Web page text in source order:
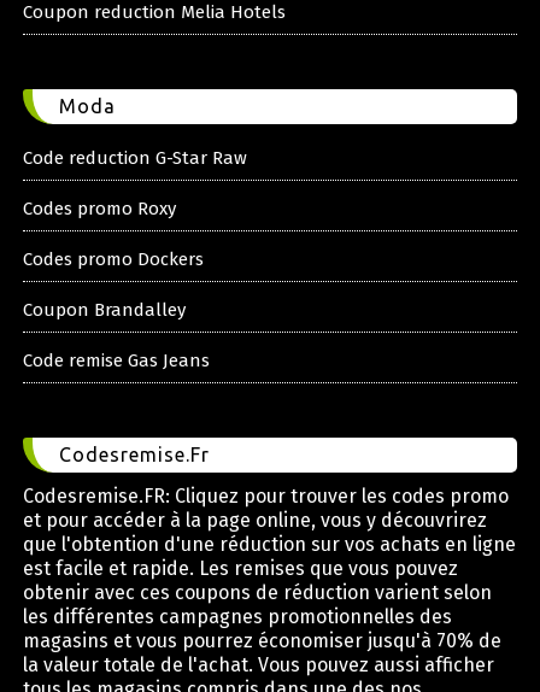
Coupon reduction Melia Hotels
Moda
Code reduction G-Star Raw
Codes promo Roxy
Codes promo Dockers
Coupon Brandalley
Code remise Gas Jeans
Codesremise.Fr
Codesremise.FR: Cliquez pour trouver les codes promo
et pour accéder à la page online, vous y découvrirez
que l'obtention d'une réduction sur vos achats en ligne
est facile et rapide. Les remises que vous pouvez
obtenir avec ces coupons de réduction varient selon
les différentes campagnes promotionnelles des
magasins et vous pourrez économiser jusqu'à 70% de
la valeur totale de l'achat. Vous pouvez aussi afficher